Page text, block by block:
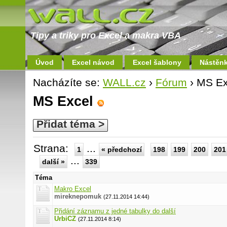
Tipy a triky pro Excel a makra VBA
Úvod Excel návod Excel šablony
Nacházíte se: WALL.cz › Fórum › MS
MS Excel
Přidat téma >
Strana: 1 ... « předchozí 198 199 200
201
další »
... 339
Téma
Makro Excel
mireknepomuk (27.11.2014 14:44)
Přidání záznamu z jedné tabulky do další
UrbiCZ (27.11.2014 8:14)